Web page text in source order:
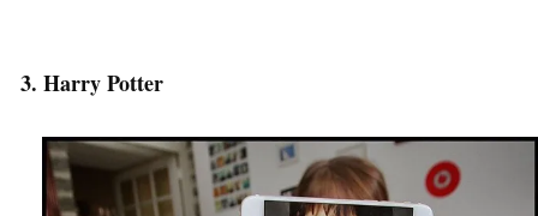
3. Harry Potter